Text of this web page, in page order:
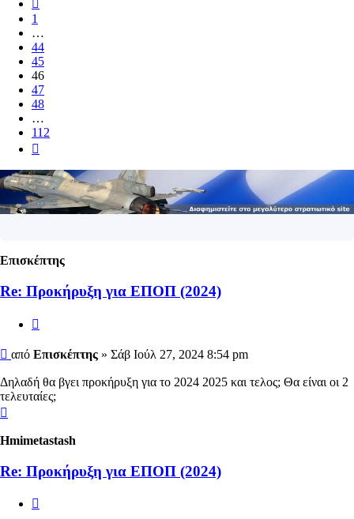
1
…
44
45
46
47
48
…
112
Επισκέπτης
Re: Προκήρυξη για ΕΠΟΠ (2024)
Δημοσίευση
από Επισκέπτης » Σάβ Ιούλ 27, 2024 8:54 pm
Δηλαδή θα βγει προκήρυξη για το 2024 2025 και τελος; Θα είναι οι 2
τελευταίες;
Hmimetastash
Re: Προκήρυξη για ΕΠΟΠ (2024)